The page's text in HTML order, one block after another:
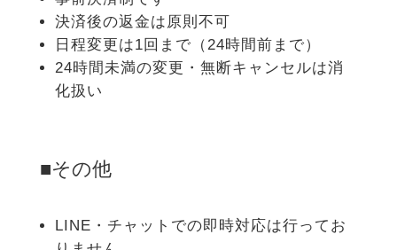
決済後の返金は原則不可
日程変更は1回まで（24時間前まで）
24時間未満の変更・無断キャンセルは消
化扱い
■その他
LINE・チャットでの即時対応は行ってお